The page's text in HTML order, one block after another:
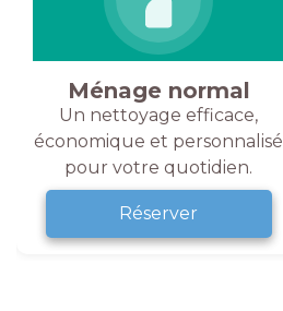
Ménage normal
Un nettoyage efficace,
économique et personnalisé
pour votre quotidien.
Réserver